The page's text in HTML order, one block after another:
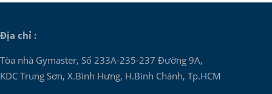
Địa chỉ :
Tòa nhà Gymaster, Số 233A-235-237 Đường 9A,
KDC Trung Sơn, X.Bình Hưng, H.Bình Chánh, Tp.HCM